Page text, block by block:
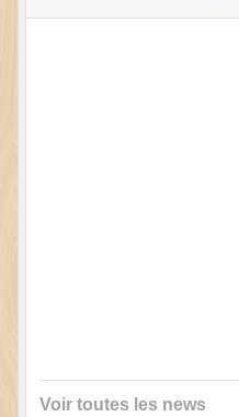
Voir toutes les news